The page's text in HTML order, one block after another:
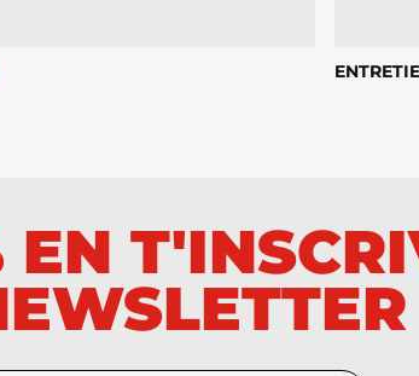
EN